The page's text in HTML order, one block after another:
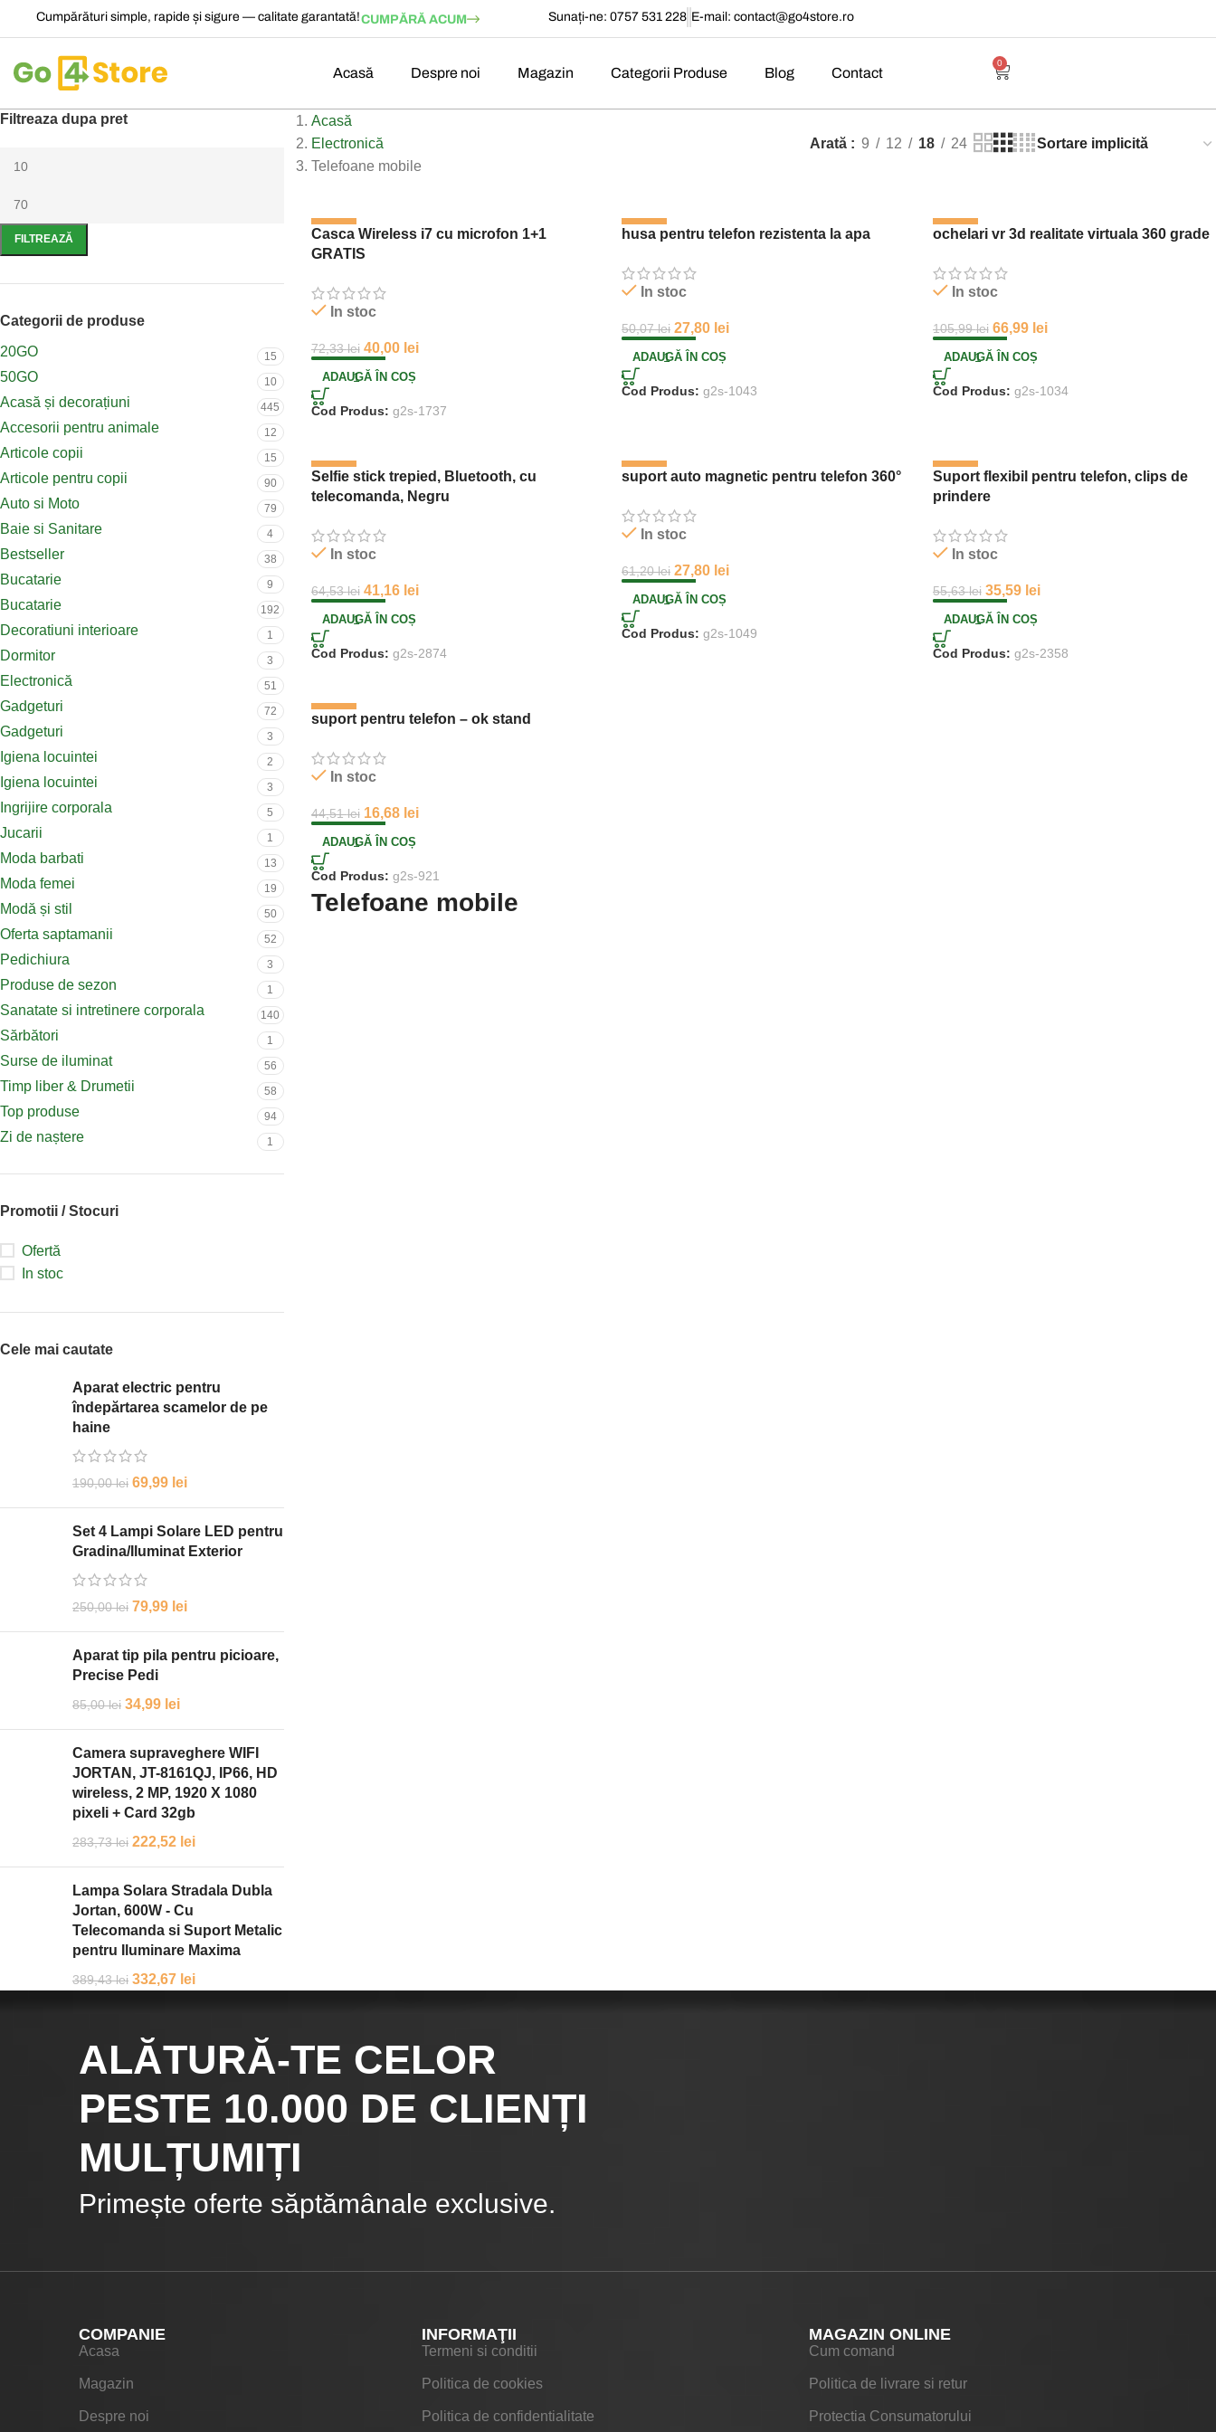
Cumpărături simple, rapide și sigure — calitate garantată!CUMPĂRĂ ACUM Sunați-ne: 0757 531 228 E-mail:contact@go4store.ro
Acasă Despre noi Magazin Categorii Produse Blog Contact
0
Filtreaza dupa pret
FILTREAZĂ
Categorii de produse
20GO
15
50GO 10
Acasă și decorațiuni 445
Accesorii pentru animale 12
Articole copii 15
Articole pentru copii 90
Auto si Moto 79
Baie si Sanitare 4
Bestseller 38
Bucatarie 9
Bucatarie 192
Decoratiuni interioare 1
Dormitor 3
Electronică 51
Gadgeturi 72
Gadgeturi 3
Igiena locuintei 2
Igiena locuintei 3
Ingrijire corporala 5
Jucarii 1
Moda barbati 13
Moda femei 19
Modă și stil 50
Oferta saptamanii 52
Pedichiura 3
Produse de sezon 1
Sanatate si intretinere corporala 140
Sărbători 1
Surse de iluminat 56
Timp liber & Drumetii 58
Top produse 94
Zi de naștere 1
Promotii / Stocuri
Ofertă
In stoc
Cele mai cautate
Aparat electric pentru
îndepărtarea scamelor de pe
haine
190,00lei 69,99 lei
Set 4 Lampi Solare LED pentru
Gradina/Iluminat Exterior
250,00lei 79,99 lei
Aparat tip pila pentru picioare,
Precise Pedi
85,00lei 34,99 lei
Camera supraveghere WIFI
JORTAN, JT-8161QJ, IP66, HD
wireless, 2 MP, 1920 X 1080
pixeli + Card 32gb
283,73lei 222,52 lei
Lampa Solara Stradala Dubla
Jortan, 600W - Cu
Telecomanda si Suport Metalic
pentru Iluminare Maxima
389,43lei 332,67 lei
Acasă
Electronică
Telefoane mobile
Arată 9 12 18 24
-45%
Casca Wireless i7 cu microfon 1+1
GRATIS
In stoc
72,33lei 40,00 lei
ADAUGĂ ÎN COȘ
Cod Produs: g2s-1737
-44%
husa pentru telefon rezistenta la apa
In stoc
50,07lei 27,80 lei
ADAUGĂ ÎN COȘ
Cod Produs: g2s-1043
-37%
ochelari vr 3d realitate virtuala 360 grade
In stoc
105,99lei 66,99 lei
ADAUGĂ ÎN COȘ
Cod Produs: g2s-1034
-36%
Selfie stick trepied, Bluetooth, cu
telecomanda, Negru
In stoc
64,53lei 41,16 lei
ADAUGĂ ÎN COȘ
Cod Produs: g2s-2874
-55%
suport auto magnetic pentru telefon 360°
In stoc
61,20lei 27,80 lei
ADAUGĂ ÎN COȘ
Cod Produs: g2s-1049
-36%
Suport flexibil pentru telefon, clips de
prindere
In stoc
55,63lei 35,59 lei
ADAUGĂ ÎN COȘ
Cod Produs: g2s-2358
-63%
suport pentru telefon – ok stand
In stoc
44,51lei 16,68 lei
ADAUGĂ ÎN COȘ
Cod Produs: g2s-921
Telefoane mobile
ALĂTURĂ-TE CELOR
PESTE 10.000 DE CLIENȚI
MULȚUMIȚI
Primește oferte săptămânale exclusive.
COMPANIE
Acasa
Magazin
Despre noi
INFORMAŢII
Termeni si conditii
Politica de cookies
Politica de confidentialitate
MAGAZIN ONLINE
Cum comand
Politica de livrare si retur
Protectia Consumatorului